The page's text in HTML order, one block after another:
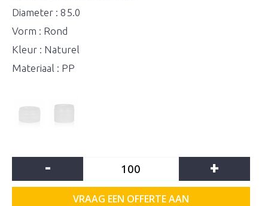
Diameter : 85.0
Vorm : Rond
Kleur : Naturel
Materiaal : PP
- +
VRAAG EEN OFFERTE AAN